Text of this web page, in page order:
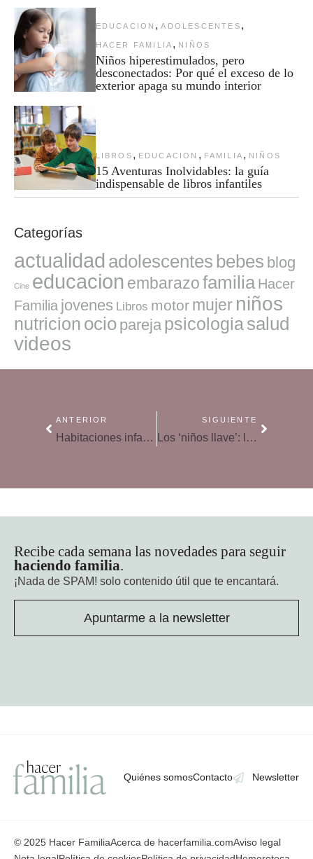
EDUCACION , ADOLESCENTES ,
HACER FAMILIA , NIÑOS
Niños hiperestimulados, pero
desconectados: Por qué el exceso de lo
exterior apaga su mundo interior
LIBROS , EDUCACION , FAMILIA , NIÑOS
15 Aventuras Inolvidables: la guía
indispensable de libros infantiles
Categorías
actualidad adolescentes bebes blog
Cine educacion embarazofamilia Hacer
Familia jovenes Libros motor mujer niños
nutricion ocio pareja psicologiasalud
videos
ANTERIOR
Habitaciones infantiles: un espacio para soñar
SIGUIENTE
Los ‘niños llave’: las consecuencias de la soledad
Recibe cada semana las novedades para seguir
haciendo familia.
¡Nada de SPAM! solo contenido útil que te encantará.
Apuntarme a la newsletter
Quiénes somosContacto Newsletter
© 2025 Hacer FamiliaAcerca de hacerfamilia.comAviso legal